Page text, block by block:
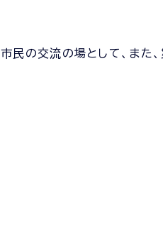
民の交流の場として、また